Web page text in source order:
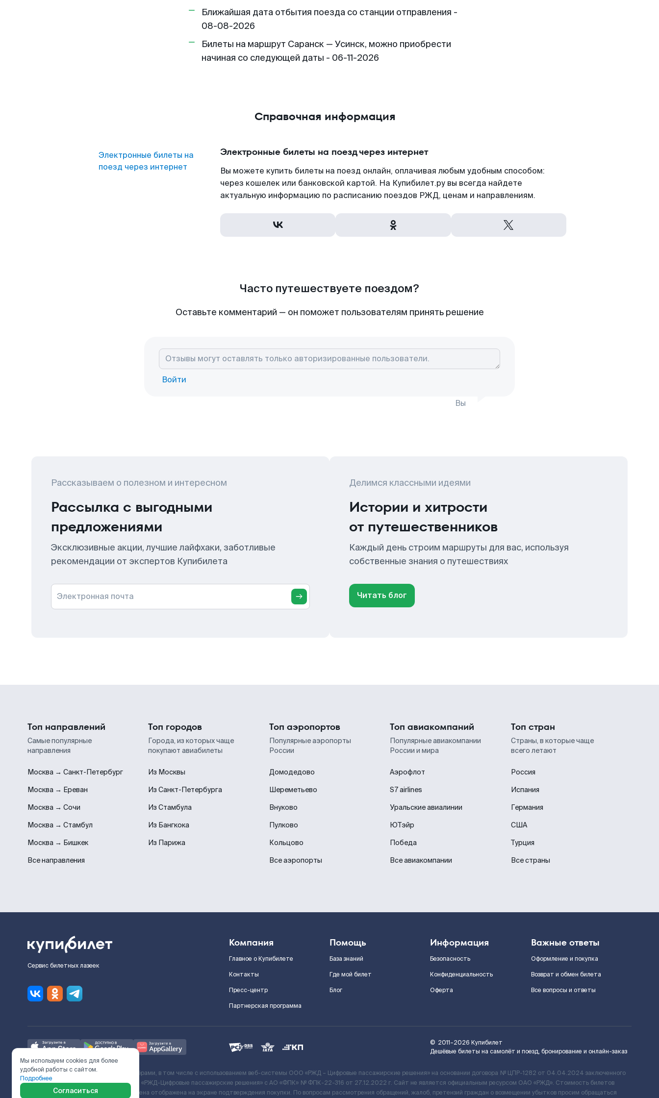
Ближайшая дата отбытия поезда со станции отправления -
08-08-2026
Билеты на маршрут Саранск — Усинск, можно приобрести
начиная со следующей даты - 06-11-2026
Справочная информация
Электронные билеты на
поезд через интернет
Электронные билеты на поезд через интернет
Вы можете купить билеты на поезд онлайн, оплачивая любым удобным способом:
через кошелек или банковской картой. На Купибилет.ру вы всегда найдете
актуальную информацию по расписанию поездов РЖД, ценам и направлениям.
Часто путешествуете поездом?
Оставьте комментарий — он поможет пользователям принять решение
Войти
Вы
Рассказываем о полезном и интересном
Рассылка с выгодными
предложениями
Эксклюзивные акции, лучшие лайфхаки, заботливые
рекомендации от экспертов Купибилета
Электронная почта
Делимся классными идеями
Истории и хитрости
от путешественников
Каждый день строим маршруты для вас, используя
собственные знания о путешествиях
Читать блог
Топ направлений
Самые популярные
направления
Москва → Санкт-Петербург
Москва → Ереван
Москва → Сочи
Москва → Стамбул
Москва → Бишкек
Все направления
Топ городов
Города, из которых чаще
покупают авиабилеты
Из Москвы
Из Санкт-Петербурга
Из Стамбула
Из Бангкока
Из Парижа
Топ аэропортов
Популярные аэропорты
России
Домодедово
Шереметьево
Внуково
Пулково
Кольцово
Все аэропорты
Топ авиакомпаний
Популярные авиакомпании
России и мира
Аэрофлот
S7 airlines
Уральские авиалинии
ЮТэйр
Победа
Все авиакомпании
Топ стран
Страны, в которые чаще
всего летают
Россия
Испания
Германия
США
Турция
Все страны
Сервис билетных лазеек
Компания
Главное о Купибилете
Контакты
Пресс-центр
Партнерская программа
Помощь
База знаний
Где мой билет
Блог
Информация
Безопасность
Конфиденциальность
Оферта
Важные ответы
Оформление и покупка
Возврат и обмен билета
Все вопросы и ответы
© 2011–2026 Купибилет
Дешёвые билеты на самолёт и поезд, бронирование и онлайн-заказ
Ж/Д билеты предоставляются партнёрами, в том числе с использованием веб-системы ООО «РЖД – Цифровые пассажирские решения» на основании договора № ЦПР-1282 от 04.04.2024 заключенного
с Поставщиком услуг и Договора ООО «РЖД-Цифровые пассажирские решения» c АО «ФПК» № ФПК-22-316 от 27.12.2022 г. Сайт не является официальным ресурсом ОАО «РЖД». Стоимость билетов
включает сервисный сбор. Итоговая цена отображена на экране подтверждения покупки. По вопросам рассмотрения обращений, жалоб, претензий граждан о возмещении убытков просим обращаться
Мы используем cookies для более
удобной работы с сайтом.
Подробнее
Согласиться